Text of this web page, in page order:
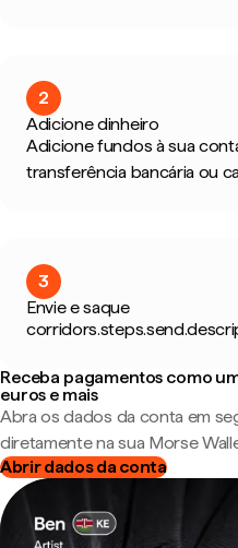
2
Adicione dinheiro
Adicione fundos à sua
transferência bancária ou
3
Envie e saque
Receba pagamentos como
euros e mais
Abra os dados da conta em
diretamente na sua Morse
Abrir dados da conta